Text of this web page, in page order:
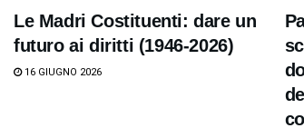
Le Madri Costituenti: dare un
futuro ai diritti (1946-2026)
16 GIUGNO 2026